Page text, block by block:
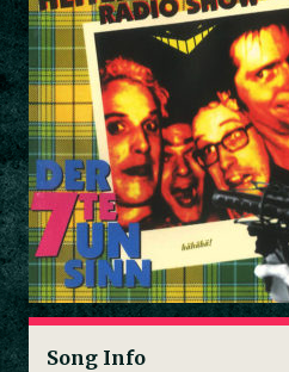
Song Info